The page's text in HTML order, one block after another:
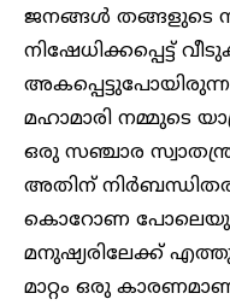
ജനങ്ങൾ തങ്ങളുടെ
നിഷേധിക്കപ്പെട്ട്
മഹാമാരി നമ്മുടെ
ഒരു സഞ്ചാര
അതിന്
കൊറോണ
മനുഷ്യരിലേക്ക്
മാറ്റം ഒരു